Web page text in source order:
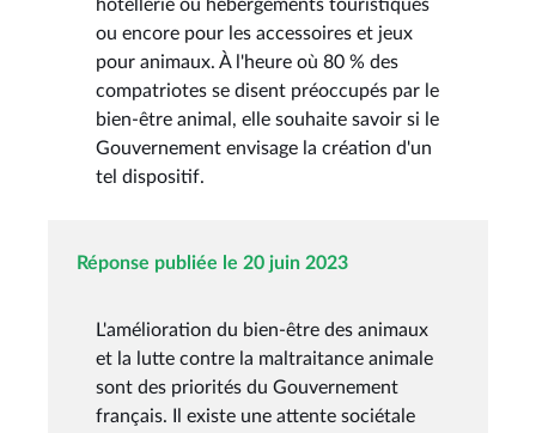
hôtellerie ou hébergements touristiques
ou encore pour les accessoires et jeux
pour animaux. À l'heure où 80 % des
compatriotes se disent préoccupés par le
bien-être animal, elle souhaite savoir si le
Gouvernement envisage la création d'un
tel dispositif.
Réponse publiée le 20 juin 2023
L'amélioration du bien-être des animaux
et la lutte contre la maltraitance animale
sont des priorités du Gouvernement
français. Il existe une attente sociétale